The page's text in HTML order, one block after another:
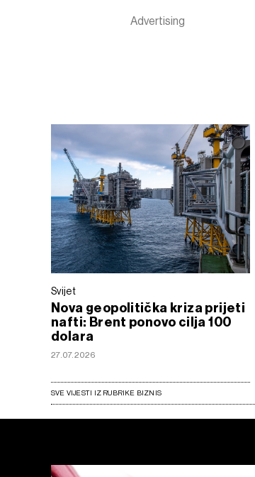
Svijet
Nova geopolitička kriza prijeti
nafti: Brent ponovo cilja 100
dolara
27.07.2026
SVE VIJESTI IZ RUBRIKE BIZNIS